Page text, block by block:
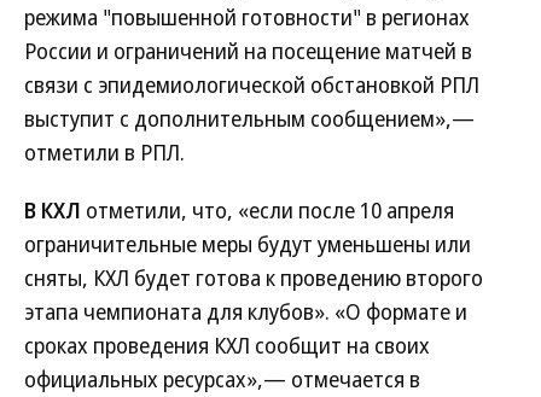
режима "повышенной готовности" в регионах
России и ограничений на посещение матчей в
связи с эпидемиологической обстановкой РПЛ
выступит с дополнительным сообщением»,—
отметили в РПЛ.
В КХЛ отметили, что, «если после 10 апреля
ограничительные меры будут уменьшены или
сняты, КХЛ будет готова к проведению второго
этапа чемпионата для клубов». «О формате и
сроках проведения КХЛ сообщит на своих
официальных ресурсах»,— отмечается в